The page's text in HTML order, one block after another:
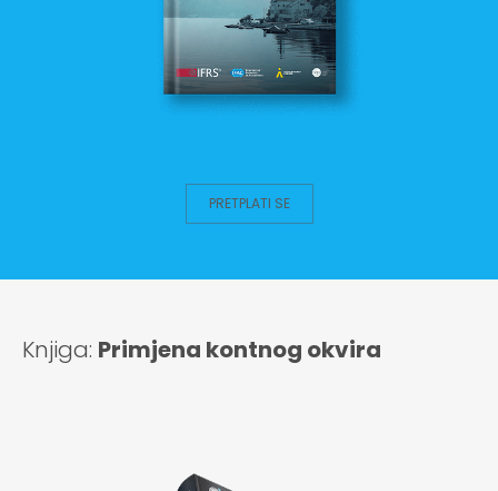
PRETPLATI SE
Knjiga: Primjena kontnog okvira